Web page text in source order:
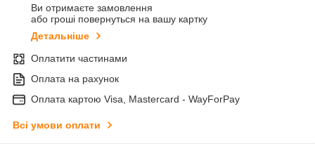
Ви отримаєте замовлення
або гроші повернуться на вашу картку
Детальніше
Оплатити частинами
Оплата на рахунок
Оплата картою Visa, Mastercard - WayForPay
Всі умови оплати